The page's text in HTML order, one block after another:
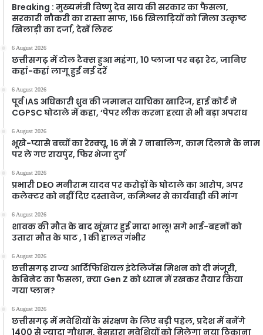
Breaking : मुख्यमंत्री विष्णु देव साय की सरकार का फैसला,
सरकारी नौकरी का रास्ता साफ, 156 खिलाड़ियों को मिला उत्कृष्ट
खिलाड़ी का दर्जा, देखें लिस्‍ट
6 August 2026
छत्तीसगढ़ में टोल टैक्स हुआ महंगा, 10 प्लाजा पर बढ़ा रेट, जानिए
कहां-कहां लागू हुईं नई दरें
6 August 2026
पूर्व IAS अधिकारी ध्रुव की जमानत याचिका खारिज, हाई कोर्ट ने
CGPSC घोटाले में कहा, ‘पेपर लीक करना हत्या से भी बड़ा अपराध
6 August 2026
भूखे-प्यासे बच्चों का रेस्क्यू, 16 में से 7 नाबालिग, काम दिलाने के नाम
पर ले गए रायपुर, फिर भेजा दुर्ग
6 August 2026
प्रभारी DEO मनीराम यादव पर करोड़ों के घोटाले का आरोप, अपर
कलेक्टर को नहीं दिए दस्तावेज, कमिश्नर से कार्यवाही की मांग
6 August 2026
शावक की मौत के बाद खूंखार हुई मादा भालू! सगे भाई-बहनों को
उतारा मौत के घाट , 1 की हालत गंभीर
6 August 2026
छत्तीसगढ़ राज्य आर्टिफिशियल इंटेलिजेंस मिशन को दी मंजूरी,
केबिनेट का फैसला, क्या Gen Z को ध्यान में रखकर तैयार किया
गया प्लान?
6 August 2026
छत्तीसगढ़ में मवेशियों के संरक्षण के लिए बड़ी पहल, प्रदेश में बनेंगे
1400 से ज्यादा गौधाम, बेसहारा मवेशियों को मिलेगा नया ठिकाना